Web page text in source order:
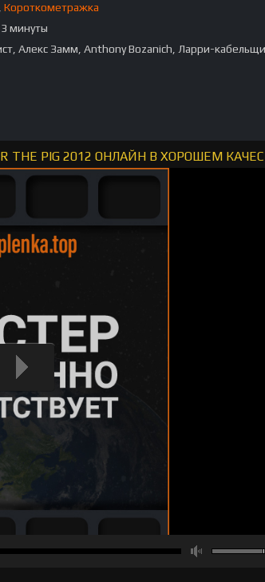
Короткометражка
3 минуты
Алекс Замм, Anthony Bozanich, Ларри-
THE PIG 2012 ОНЛАЙН В ХОРОШЕМ